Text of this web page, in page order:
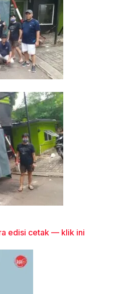
edisi cetak — klik ini